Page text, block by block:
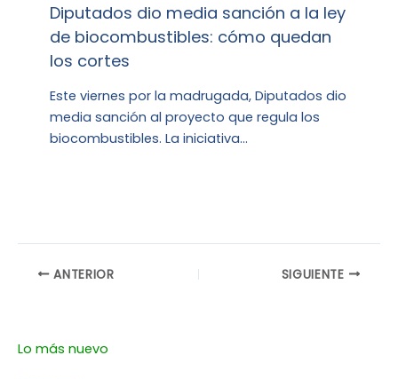
Diputados dio media sanción a la ley
de biocombustibles: cómo quedan
los cortes
Este viernes por la madrugada, Diputados dio
media sanción al proyecto que regula los
biocombustibles. La iniciativa…
ANTERIOR SIGUIENTE
Lo más nuevo